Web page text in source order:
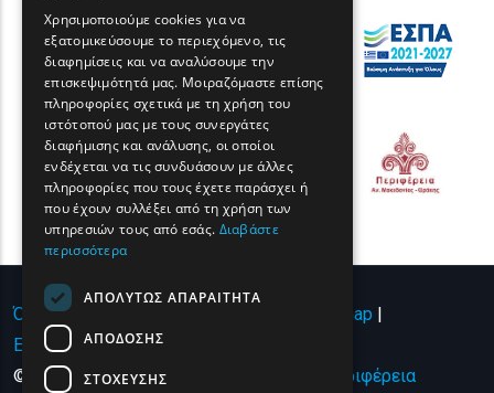
Όροι χρήσης | Πολιτική Απορρήτου Sitemap |
Επικοινωνία
© Copyright 2024 - All Rights Reserved
Περιφέρεια
FRENCH
BULGARIAN
ROMANIAN
TURKISH
Χρησιμοποιούμε cookies για να
εξατομικεύσουμε το περιεχόμενο, τις
διαφημίσεις και να αναλύσουμε την
επισκεψιμότητά μας. Μοιραζόμαστε επίσης
πληροφορίες σχετικά με τη χρήση του
ιστότοπού μας με τους συνεργάτες
διαφήμισης και ανάλυσης, οι οποίοι
ενδέχεται να τις συνδυάσουν με άλλες
πληροφορίες που τους έχετε παράσχει ή
που έχουν συλλέξει από τη χρήση των
υπηρεσιών τους από εσάς. Διαβάστε
περισσότερα
ΑΠΟΛΎΤΩΣ ΑΠΑΡΑΊΤΗΤΑ
ΑΠΌΔΟΣΗΣ
ΣΤΌΧΕΥΣΗΣ